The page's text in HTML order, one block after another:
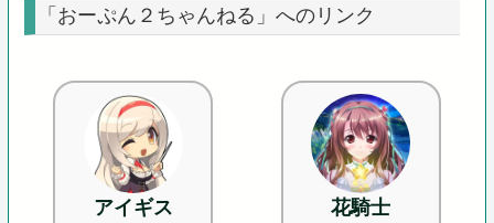
「おーぷん２ちゃんねる」へのリンク
アイギス
花騎士